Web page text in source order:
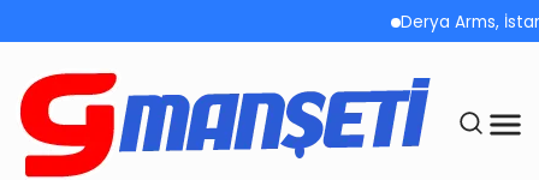
Derya Arms,